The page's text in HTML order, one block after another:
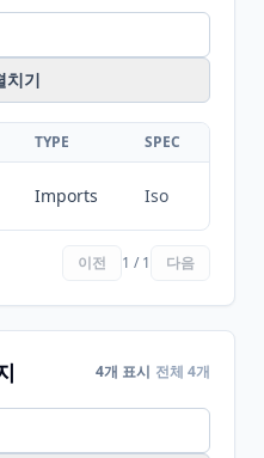
치기
TYPE SPEC
Imports Iso
이전 1 / 1 다음
4개 표시 전체 4개